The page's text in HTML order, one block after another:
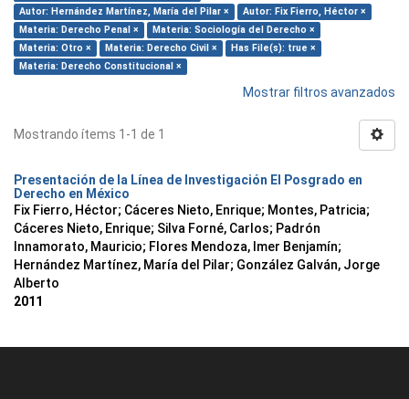
Autor: Hernández Martínez, María del Pilar ×
Autor: Fix Fierro, Héctor ×
Materia: Derecho Penal ×
Materia: Sociología del Derecho ×
Materia: Otro ×
Materia: Derecho Civil ×
Has File(s): true ×
Materia: Derecho Constitucional ×
Mostrar filtros avanzados
Mostrando ítems 1-1 de 1
Presentación de la Línea de Investigación El Posgrado en
Derecho en México
Fix Fierro, Héctor; Cáceres Nieto, Enrique; Montes, Patricia;
Cáceres Nieto, Enrique; Silva Forné, Carlos; Padrón
Innamorato, Mauricio; Flores Mendoza, Imer Benjamín;
Hernández Martínez, María del Pilar; González Galván, Jorge
Alberto
2011